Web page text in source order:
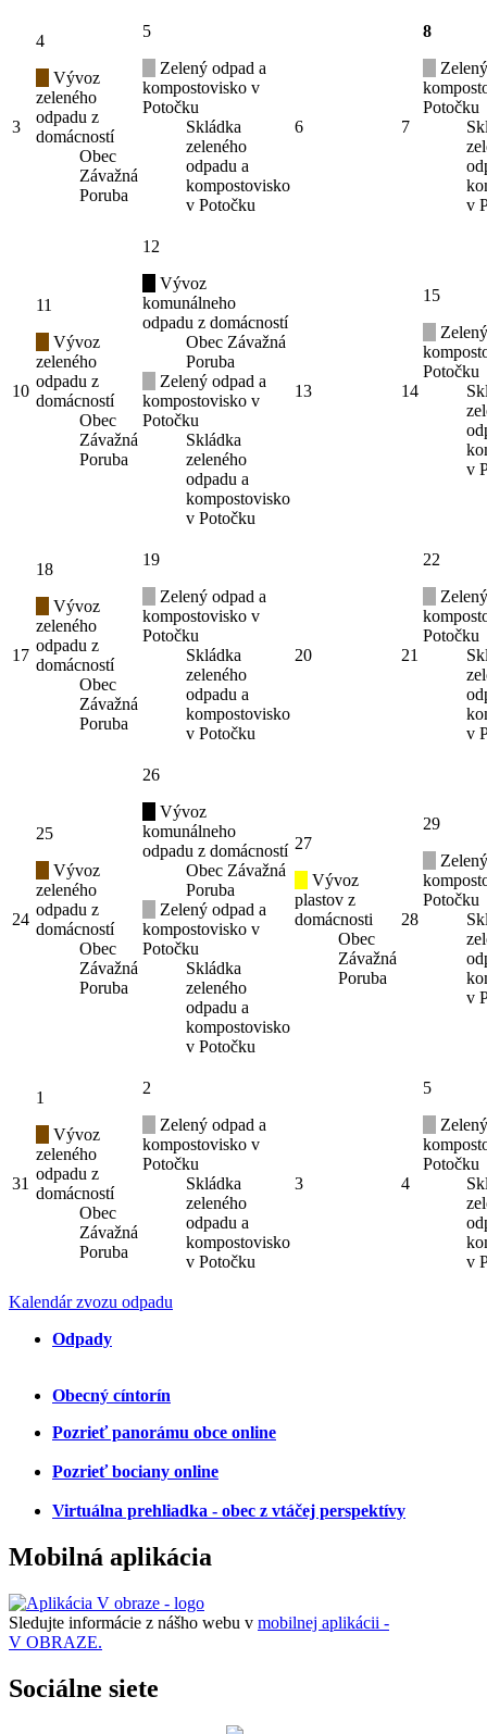
3
4
Vývoz
zeleného
odpadu z
domácností
Obec
Závažná
Poruba
5
Zelený odpad a
kompostovisko v
Potočku
Skládka
zeleného
odpadu a
kompostovisko
v Potočku
6 7
8
Potočku
v
10
11
Vývoz
zeleného
odpadu z
domácností
Obec
Závažná
Poruba
12
Vývoz
komunálneho
odpadu z domácností
Obec Závažná
Poruba
Zelený odpad a
kompostovisko v
Potočku
Skládka
zeleného
odpadu a
kompostovisko
v Potočku
13 14
15
Potočku
v
17
18
Vývoz
zeleného
odpadu z
domácností
Obec
Závažná
Poruba
19
Zelený odpad a
kompostovisko v
Potočku
Skládka
zeleného
odpadu a
kompostovisko
v Potočku
20 21
22
Potočku
v
24
25
Vývoz
zeleného
odpadu z
domácností
Obec
Závažná
Poruba
26
Vývoz
komunálneho
odpadu z domácností
Obec Závažná
Poruba
Zelený odpad a
kompostovisko v
Potočku
Skládka
zeleného
odpadu a
kompostovisko
v Potočku
27
Vývoz
plastov z
domácnosti
Obec
Závažná
Poruba
28
29
Potočku
v
31
1
Vývoz
zeleného
odpadu z
domácností
Obec
Závažná
Poruba
2
Zelený odpad a
kompostovisko v
Potočku
Skládka
zeleného
odpadu a
kompostovisko
v Potočku
3 4
5
Potočku
v
Kalendár zvozu odpadu
Odpady
Obecný cíntorín
Pozrieť panorámu obce online
Pozrieť bociany online
Virtuálna prehliadka - obec z vtáčej perspektívy
Mobilná aplikácia
Sledujte informácie z nášho webu v mobilnej aplikácii -
V OBRAZE.
Sociálne siete